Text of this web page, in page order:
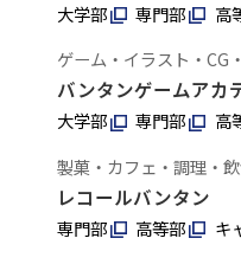
大学部 専門部 高
ゲーム・イラスト・CG
バンタンゲームアカ
大学部 専門部 高
製菓・カフェ・調理・
レコールバンタン
専門部 高等部
キ